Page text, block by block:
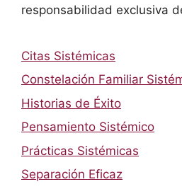
responsabilidad exclusiva
Citas Sistémicas
Constelación Familiar
Historias de Éxito
Pensamiento Sistémico
Prácticas Sistémicas
Separación Eficaz